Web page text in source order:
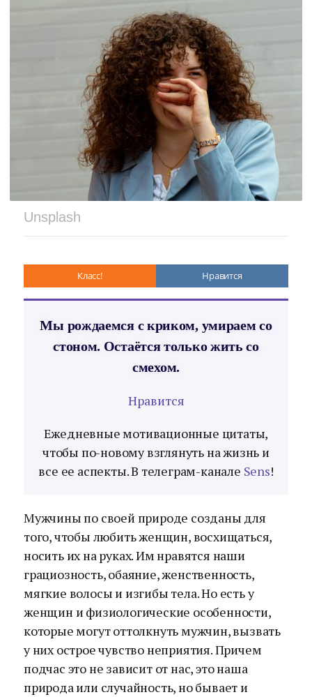
Unsplash
Класс! Нравится
Мы рождаемся с криком, умираем со
стоном. Остаётся только жить со
смехом.
Нравится
Ежедневные мотивационные цитаты,
чтобы по-новому взглянуть на жизнь и
все ее аспекты. В телеграм-канале Sens!
Мужчины по своей природе созданы для
того, чтобы любить женщин, восхищаться,
носить их на руках. Им нравятся наши
грациозность, обаяние, женственность,
мягкие волосы и изгибы тела. Но есть у
женщин и физиологические особенности,
которые могут оттолкнуть мужчин, вызвать
у них острое чувство неприятия. Причем
подчас это не зависит от нас, это наша
природа или случайность, но бывает и